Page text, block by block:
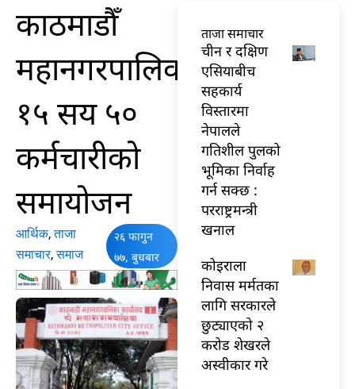
काठमाडौँ
महानगरपालिकाका
१५ सय ५०
कर्मचारीको
समायोजन
आर्थिक,ताजा
समाचार,समाज
२६ फागुन
७७, बुधबार
ताजा समाचार
चीन र दक्षिण
एसियाबीच
सहकार्य
विस्तारमा
नेपालले
गतिशील पुलको
भूमिका निर्वाह
गर्न सक्छ :
परराष्ट्रमन्त्री
खनाल
कोइराला
निवास मर्मतका
लागि सरकारले
छुट्याएको २
करोड शेखरले
अस्वीकार गरे